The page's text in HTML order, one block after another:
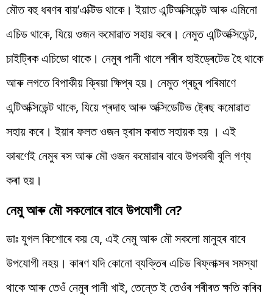
মৌত বহু ধৰণৰ বায়’এক্টিভ থাকে। ইয়াত এন্টিঅক্সিডেন্ট আৰু এমিনো
এচিড থাকে, যিয়ে ওজন কমোৱাত সহায় কৰে। নেমুত এন্টিঅক্সিডেন্ট,
চাইট্ৰিক এচিডো থাকে। নেমুৰ পানী খালে শৰীৰ হাইড্ৰেটেড হৈ থাকে
আৰু লগতে বিপাকীয় ক্ৰিয়া ক্ষিপ্ৰ হয়। নেমুত প্ৰচুৰ পৰিমাণে
এন্টিঅক্সিডেন্ট থাকে, যিয়ে প্ৰদাহ আৰু অক্সিডেটিভ ষ্ট্ৰেছ কমোৱাত
সহায় কৰে। ইয়াৰ ফলত ওজন হ্ৰাস কৰাত সহায়ক হয় । এই
কাৰণেই নেমুৰ ৰস আৰু মৌ ওজন কমোৱাৰ বাবে উপকাৰী বুলি গণ্য
কৰা হয়।
নেমু আৰু মৌ সকলোৰে বাবে উপযোগী নে?
ডাঃ যুগল কিশোৰে কয় যে, এই নেমু আৰু মৌ সকলো মানুহৰ বাবে
উপযোগী নহয়। কাৰণ যদি কোনো ব্যক্তিৰ এচিড ৰিফ্লাক্সৰ সমস্যা
থাকে আৰু তেওঁ নেমুৰ পানী খাই, তেন্তে ই তেওঁৰ শৰীৰত ক্ষতি কৰিব